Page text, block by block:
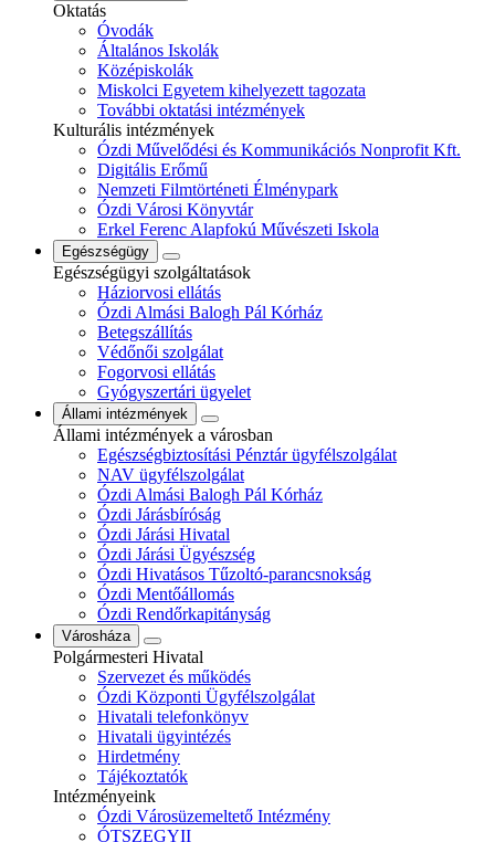
Oktatás
Óvodák
Általános Iskolák
Középiskolák
Miskolci Egyetem kihelyezett tagozata
További oktatási intézmények
Kulturális intézmények
Ózdi Művelődési és Kommunikációs Nonprofit Kft.
Digitális Erőmű
Nemzeti Filmtörténeti Élménypark
Ózdi Városi Könyvtár
Erkel Ferenc Alapfokú Művészeti Iskola
Egészségügy
Egészségügyi szolgáltatások
Háziorvosi ellátás
Ózdi Almási Balogh Pál Kórház
Betegszállítás
Védőnői szolgálat
Fogorvosi ellátás
Gyógyszertári ügyelet
Állami intézmények
Állami intézmények a városban
Egészségbiztosítási Pénztár ügyfélszolgálat
NAV ügyfélszolgálat
Ózdi Almási Balogh Pál Kórház
Ózdi Járásbíróság
Ózdi Járási Hivatal
Ózdi Járási Ügyészség
Ózdi Hivatásos Tűzoltó-parancsnokság
Ózdi Mentőállomás
Ózdi Rendőrkapitányság
Városháza
Polgármesteri Hivatal
Szervezet és működés
Ózdi Központi Ügyfélszolgálat
Hivatali telefonkönyv
Hivatali ügyintézés
Hirdetmény
Tájékoztatók
Intézményeink
Ózdi Városüzemeltető Intézmény
ÓTSZEGYII